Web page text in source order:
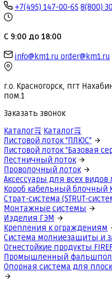
+7(495) 147-00-65 8(800)
С 9:00 до 18:00
info@km1.ru order@km1.ru
г.о. Красногорск, пгт
пом.1
Заказать звонок
Каталог
Каталог
Листовой лоток "ПЛЮС"
Листовой лоток "Базовая
Лестничный лоток
Проволочный лоток
Аксессуары для всех видов
Короб кабельный блочный
Страт-система (STRUT-
Монтажные системы
Изделия ГЭМ
Крепления к ограждениям
Система молниезащиты и
Огнестойкие продукты
Промышленный фальшпол
Опорная система для